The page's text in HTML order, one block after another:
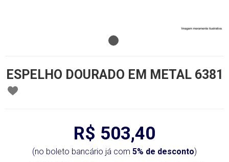
ESPELHO DOURADO EM METAL 6381
R$ 503,40
(no boleto bancário já com 5% de desconto)